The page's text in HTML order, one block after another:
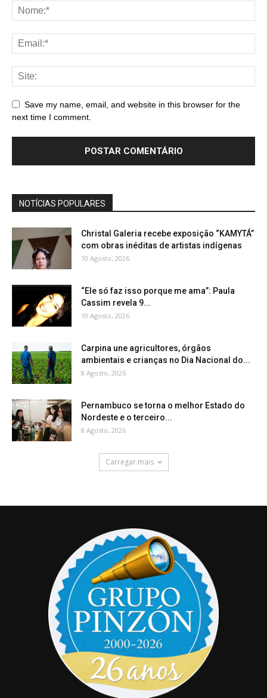
Save my name, email, and website in this browser for the
next time I comment.
NOTÍCIAS POPULARES
Christal Galeria recebe exposição “KAMYTÁ”
com obras inéditas de artistas indígenas
10 Agosto, 2026
“Ele só faz isso porque me ama”: Paula
Cassim revela 9...
10 Agosto, 2026
Carpina une agricultores, órgãos
ambientais e crianças no Dia Nacional do...
8 Agosto, 2026
Pernambuco se torna o melhor Estado do
Nordeste e o terceiro...
8 Agosto, 2026
Carregar mais